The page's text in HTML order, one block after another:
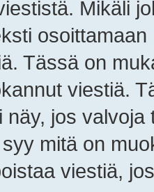
Mikäli
Tässä on
viestiä.
näy, jos
mitä on
viestiä,